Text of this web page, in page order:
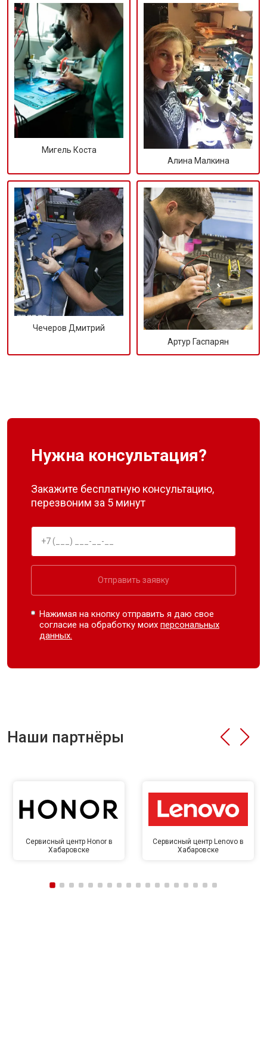
Мигель Коста
Алина Малкина
Чечеров Дмитрий
Артур Гаспарян
Нужна консультация?
Закажите бесплатную консультацию,
перезвоним за 5 минут
Отправить заявку
Нажимая на кнопку отправить я даю свое
согласие на обработку моихперсональных
данных.
Наши партнёры
Сервисный центр Honor в
Хабаровске
Сервисный центр Lenovo в
Хабаровске